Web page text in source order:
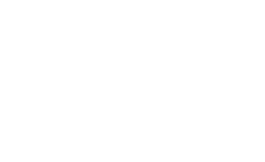
L’engouement pour les Gradio
paroxysme avec le concours
défiant la communauté à réaliser
innovantes, cet événement
l’accès aux applications de
récombinant les contributions les